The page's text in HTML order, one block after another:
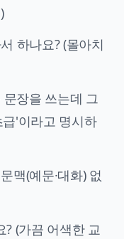
하나요? (몰아치
장을 쓰는데 그
'이라고 명시하
맥(예문·대화) 없
(가끔 어색한 교